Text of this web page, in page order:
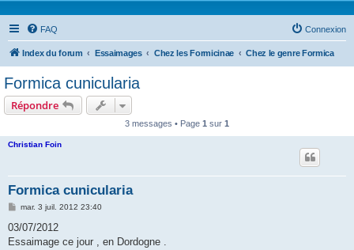
FAQ Connexion
Index du forum Essaimages Chez les Formicinae Chez le genre Formica
Formica cunicularia
Répondre
3 messages • Page 1 sur 1
Christian Foin
Formica cunicularia
M
s
a
mar. 3 juil. 2012 23:40
03/07/2012
Essaimage ce jour , en Dordogne .